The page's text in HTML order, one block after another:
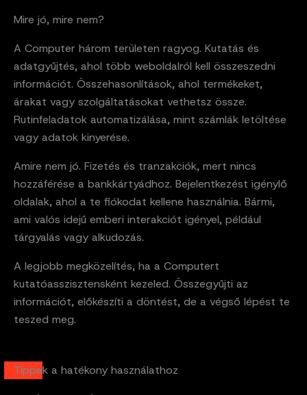
Mire jó, mire nem?
A Computer három területen ragyog. Kutatás és
adatgyűjtés, ahol több weboldalról kell összeszedni
információt. Összehasonlítások, ahol termékeket,
árakat vagy szolgáltatásokat vethetsz össze.
Rutinfeladatok automatizálása, mint számlák letöltése
vagy adatok kinyerése.
Amire nem jó. Fizetés és tranzakciók, mert nincs
hozzáférése a bankkártyádhoz. Bejelentkezést igénylő
oldalak, ahol a te fiókodat kellene használnia. Bármi,
ami valós idejű emberi interakciót igényel, például
tárgyalás vagy alkudozás.
A legjobb megközelítés, ha a Computert
kutatóasszisztensként kezeled. Összegyűjti az
információt, előkészíti a döntést, de a végső lépést te
teszed meg.
Tippek a hatékony használathoz